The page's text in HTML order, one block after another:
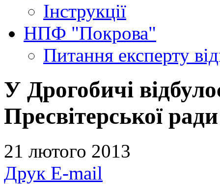
Інструкції
НПФ "Покрова"
Питання експерту
У Дрогобичі
Пресвітерської ради
21 лютого 2013
Друк E-mail